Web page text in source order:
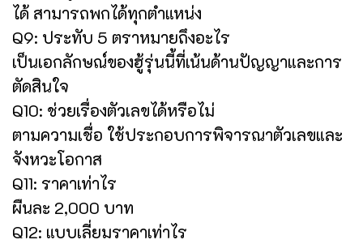
ได้ สามารถพกได้ทุกตำแหน่ง
Q9: ประทับ 5 ตราหมายถึงอะไร
เป็นเอกลักษณ์ของฮู้รุ่นนี้ที่เน้นด้านปัญญาและการ
ตัดสินใจ
Q10: ช่วยเรื่องตัวเลขได้หรือไม่
ตามความเชื่อ ใช้ประกอบการพิจารณาตัวเลขและ
จังหวะโอกาส
Q11: ราคาเท่าไร
ผืนละ 2,000 บาท
Q12: แบบเลี่ยมราคาเท่าไร